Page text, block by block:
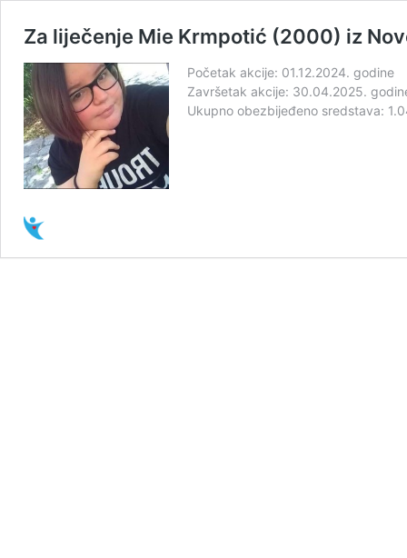
Za liječenje Mie Krmpotić (2000) iz
Početak akcije: 01.12.2024. godine
Završetak akcije: 30.04.2025.
Ukupno obezbijeđeno sredstava: